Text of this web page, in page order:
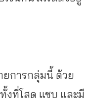
ยการกลุ่มนี้ ด้วย
งที่โสด แซบ และมี